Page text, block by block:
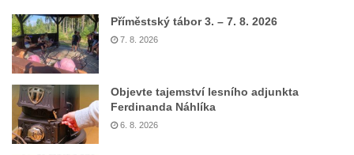
Příměstský tábor 3. – 7. 8. 2026
7. 8. 2026
Objevte tajemství lesního adjunkta
Ferdinanda Náhlíka
6. 8. 2026